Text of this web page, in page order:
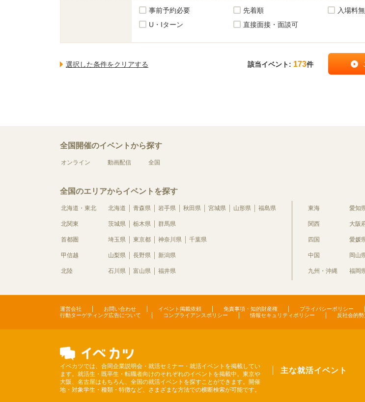
事前予約必要 先着順
入場料
U・Iターン
直接面接・面談可
該当イベント: 173件
全国開催のイベントから探す
オンライン 動画配信 全国
全国のエリアからイベントを探す
北海道・東北 北海道 青森県 岩手県 秋田県 宮城県 山形県 福島県
北関東 茨城県 栃木県 群馬県
首都圏 埼玉県 東京都 神奈川県 千葉県
甲信越 山梨県 長野県 新潟県
北陸 石川県 富山県 福井県
東海 愛知
関西 大阪
四国 愛媛
中国 岡山
九州・沖縄 福岡
運営会社 お問い合わせ イベント掲載依頼 免責事項・知的財産権 プライバシーポリシー
行動ターゲティング広告について
コンプライアンスポリシー 情報セキュリティポリシー 反社会的
イベカツでは、合同企業説明会・就活セミナー・就活イベントを掲載してい
ます。就活生・既卒生・転職者向けのそれぞれのイベントを掲載中。東京や
大阪、名古屋はもちろん、全国の就活イベントを探すことができます。開催
地・対象学生・種類・特徴など、さまざまな方法での横断検索が可能です。
主な就活イベント